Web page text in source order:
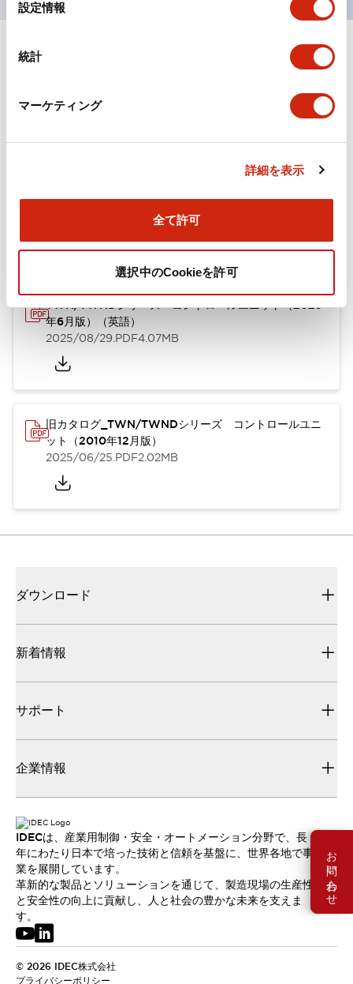
設定情報
統計
マーケティング
詳細を表示
全て許可
選択中のCookieを許可
お問い合わせ
ドキュメントとファイル
年6月版）（日本語）
4.92MB
TWN/TWNDシリーズ コントロールユニット（2025
年6月版）（英語）
2025/08/29.PDF4.07MB
旧カタログ_TWN/TWNDシリーズ コントロールユニ
ット（2010年12月版）
2025/06/25.PDF2.02MB
ダウンロード
新着情報
サポート
企業情報
IDECは、産業用制御・安全・オートメーション分野で、長
年にわたり日本で培った技術と信頼を基盤に、世界各地で事
業を展開しています。
革新的な製品とソリューションを通じて、製造現場の生産性
と安全性の向上に貢献し、人と社会の豊かな未来を支えま
す。
© 2026 IDEC株式会社
プライバシーポリシー